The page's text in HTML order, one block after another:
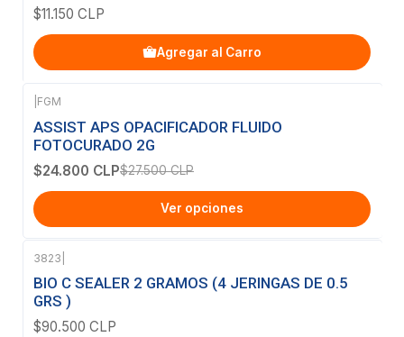
$11.150 CLP
Agregar al Carro
-10% OFF
FGM
ASSIST APS OPACIFICADOR FLUIDO
FOTOCURADO 2G
$24.800 CLP$27.500 CLP
Ver opciones
3823
BIO C SEALER 2 GRAMOS (4 JERINGAS DE 0.5
GRS )
$90.500 CLP